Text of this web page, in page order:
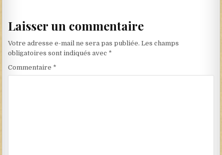
Laisser un commentaire
Votre adresse e-mail ne sera pas publiée. Les champs
obligatoires sont indiqués avec *
Commentaire *